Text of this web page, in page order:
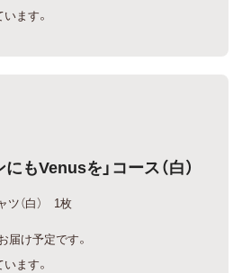
ます。
もVenusを」コース（白）
ツ（白） 1枚
届け予定です。
ます。